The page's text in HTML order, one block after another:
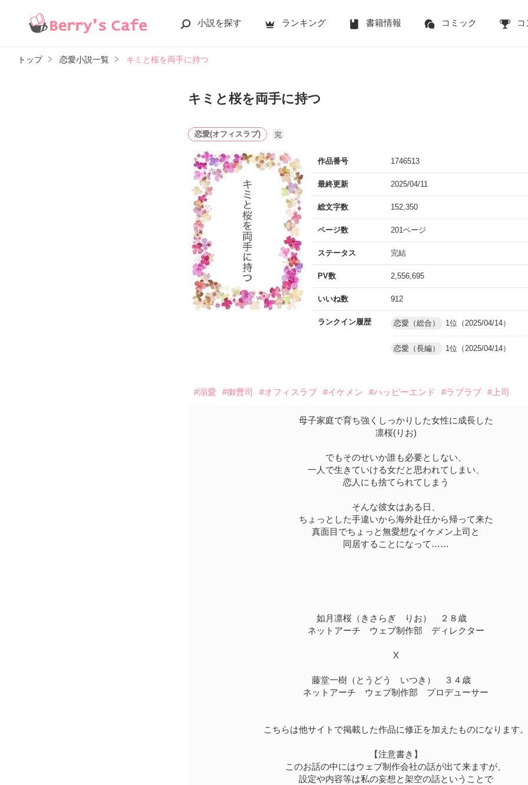
小説を探す ランキング 書籍情報 コミック
トップ 恋愛小説一覧 キミと桜を両手に持つ
キミと桜を両手に持つ
恋愛(オフィスラブ) 完
作品番号 1746513
最終更新 2025/04/11
総文字数 152,350
ページ数 201ページ
ステータス 完結
PV数 2,556,695
いいね数 912
ランクイン履歴 恋愛（総合） 1位（2025/04/14）
恋愛（長編） 1位（2025/04/14）
#溺愛 #御曹司 #オフィスラブ #イケメン #ハッピーエンド #ラブラブ #上司
母子家庭で育ち強くしっかりした女性に成長した
凛桜(りお)
でもそのせいか誰も必要としない、
一人で生きていける女だと思われてしまい、
恋人にも捨てられてしまう
そんな彼女はある日、
ちょっとした手違いから海外赴任から帰って来た
真面目でちょっと無愛想なイケメン上司と
同居することになって……
如月凛桜（きさらぎ りお） ２８歳
ネットアーチ ウェブ制作部 ディレクター
X
藤堂一樹（とうどう いつき） ３４歳
ネットアーチ ウェブ制作部 プロデューサー
こちらは他サイトで掲載した作品に修正を加えたものになります。
【注意書き】
このお話の中にはウェブ制作会社の話が出て来ますが、
設定や内容等は私の妄想と架空の話ということで